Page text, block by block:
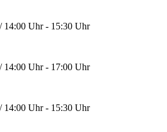
14:00 Uhr - 15:30 Uhr
14:00 Uhr - 17:00 Uhr
14:00 Uhr - 15:30 Uhr